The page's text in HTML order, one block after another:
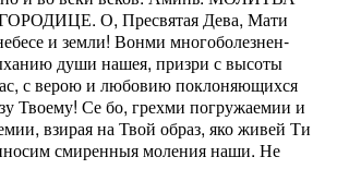
О, Пресвятая Дева, Мати
и земли! Вонми многоболезнен­
души нашея, призри с высоты
с ве­рою и любовию поклоняющихся
Твоему! Се бо, грехми погру­жаемии и
взирая на Твой образ, яко живей Ти
смиренныя моления наши. Не